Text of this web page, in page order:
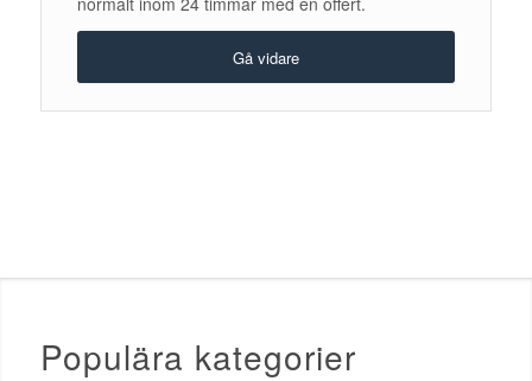
Gå vidare
Populära kategorier